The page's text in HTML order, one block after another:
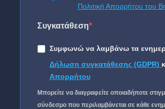
Πολιτική Απορρήτου του
Συγκατάθεση
Συμφωνώ να λαμβάνω τα
Δήλωση συγκατάθεσης (GDPR)
Απορρήτου
Μπορείτε να διαγραφείτε οποιαδήποτε
σύνδεσμο που περιλαμβάνεται σε κάθε